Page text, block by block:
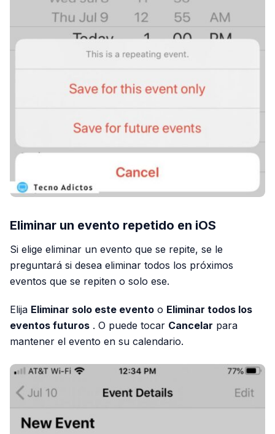
Eliminar un evento repetido en iOS
Si elige eliminar un evento que se repite, se le
preguntará si desea eliminar todos los próximos
eventos que se repiten o solo ese.
Elija Eliminar solo este evento o Eliminar todos los
eventos futuros . O puede tocar Cancelar para
mantener el evento en su calendario.